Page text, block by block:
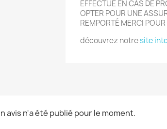
EFFECTUÉ EN CAS DE
OPTER POUR UNE
REMPORTÉ MERCI
découvrez notresite
avis n'a été publié pour le moment.